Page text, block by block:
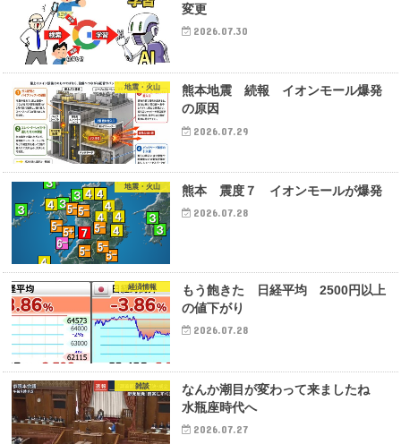
変更
2026.07.30
地震・火山
熊本地震 続報 イオンモール爆発
の原因
2026.07.29
地震・火山 熊本 震度７ イオンモールが爆発
2026.07.28
経済情報
もう飽きた 日経平均 2500円以上
の値下がり
2026.07.28
雑談
なんか潮目が変わって来ましたね
水瓶座時代へ
2026.07.27